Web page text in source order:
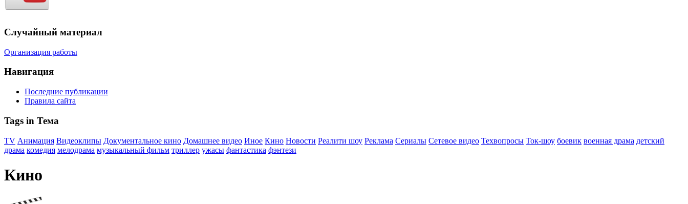
Случайный материал
Организация работы
Навигация
Последние публикации
Правила сайта
Tags in Тема
TV Анимация Видеоклипы Документальное кино Домашнее видео Иное Кино Новости Реалити шоу Реклама Сериалы Сетевое видео Техвопросы Ток-шоу боевик военная драма детский
драма комедия мелодрама музыкальный фильм триллер ужасы фантастика фэнтези
Кино